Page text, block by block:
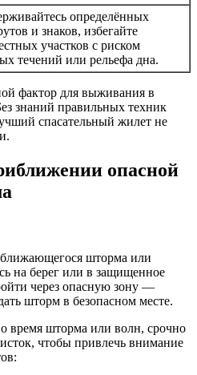
определённых
и знаков, избегайте
участков с риском
течений или рельефа дна.
фактор для выживания в
знаний правильных техник
спасательный жилет не
опасной
шторма или
на берег или в защищенное
через опасную зону —
шторм в безопасном месте.
время шторма или волн, срочно
чтобы привлечь внимание